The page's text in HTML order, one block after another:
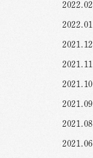
2022.02
2022.01
2021.12
2021.11
2021.10
2021.09
2021.08
2021.06